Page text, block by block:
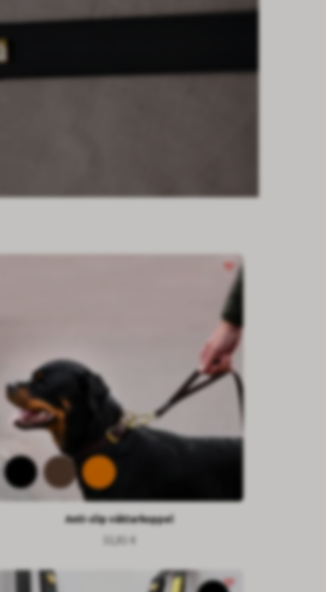
Anti-slip väktarkoppel
32,81 €